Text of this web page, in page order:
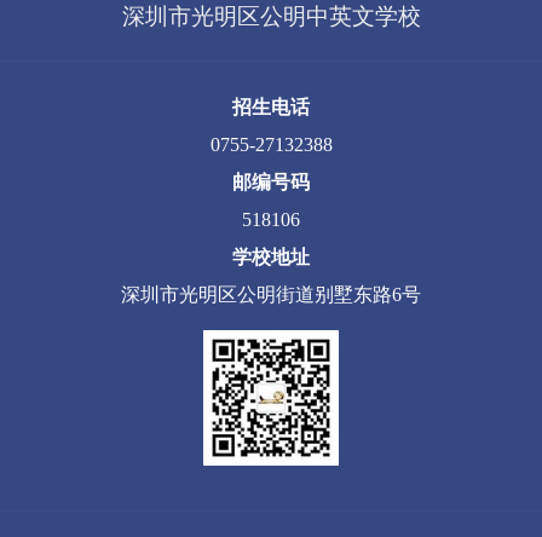
深圳市光明区公明中英文学校
招生电话
0755-27132388
邮编号码
518106
学校地址
深圳市光明区公明街道别墅东路6号